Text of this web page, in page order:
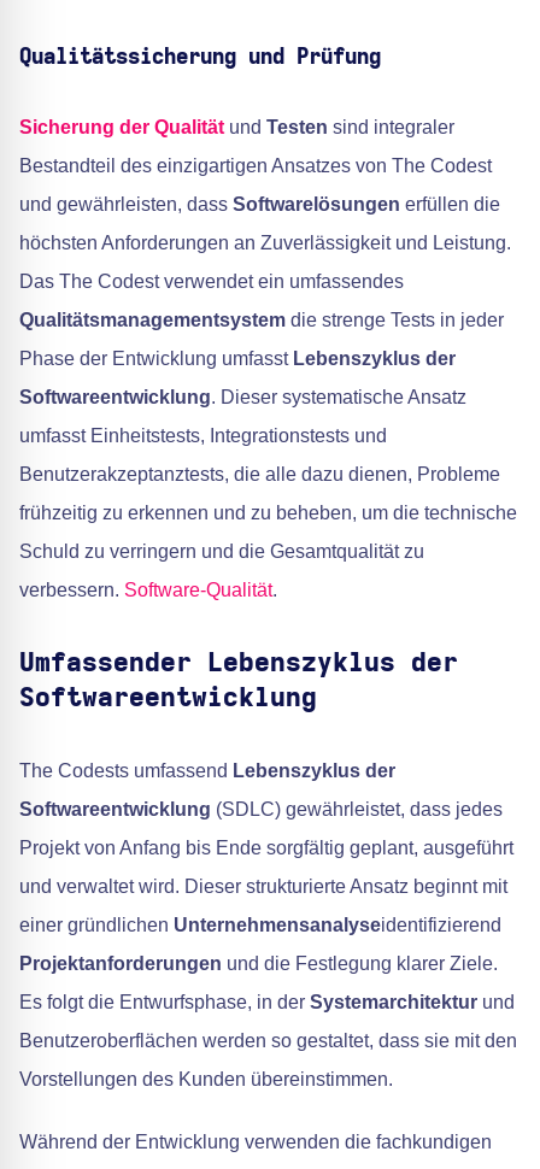
Qualitätssicherung und Prüfung
Sicherung der Qualität und Testen sind integraler
Bestandteil des einzigartigen Ansatzes von The Codest
und gewährleisten, dass Softwarelösungen erfüllen die
höchsten Anforderungen an Zuverlässigkeit und Leistung.
Das The Codest verwendet ein umfassendes
Qualitätsmanagementsystem die strenge Tests in jeder
Phase der Entwicklung umfasst Lebenszyklus der
Softwareentwicklung. Dieser systematische Ansatz
umfasst Einheitstests, Integrationstests und
Benutzerakzeptanztests, die alle dazu dienen, Probleme
frühzeitig zu erkennen und zu beheben, um die technische
Schuld zu verringern und die Gesamtqualität zu
verbessern. Software-Qualität.
Umfassender Lebenszyklus der
Softwareentwicklung
The Codests umfassend Lebenszyklus der
Softwareentwicklung (SDLC) gewährleistet, dass jedes
Projekt von Anfang bis Ende sorgfältig geplant, ausgeführt
und verwaltet wird. Dieser strukturierte Ansatz beginnt mit
einer gründlichen Unternehmensanalyseidentifizierend
Projektanforderungen und die Festlegung klarer Ziele.
Es folgt die Entwurfsphase, in der Systemarchitektur und
Benutzeroberflächen werden so gestaltet, dass sie mit den
Vorstellungen des Kunden übereinstimmen.
Während der Entwicklung verwenden die fachkundigen